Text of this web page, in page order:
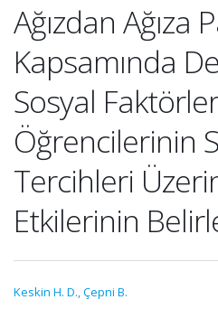
Ağızdan Ağıza
Kapsamında
Sosyal
Öğrencilerinin
Tercihleri
Etkilerinin
Keskin H. D.,Çepni B.